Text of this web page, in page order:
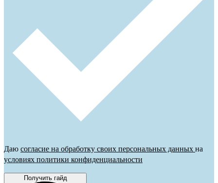
Даю согласие на обработку своих персональных данных на
условиях политики конфиденциальности
Получить гайд